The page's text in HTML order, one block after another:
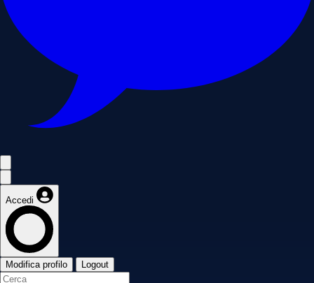
Accedi
Modifica profilo Logout